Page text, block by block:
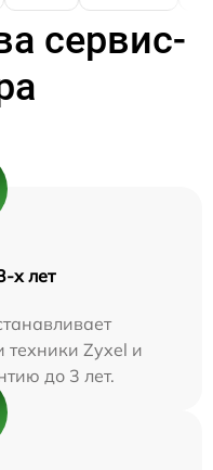
сервис-
х лет
техники Zyxel и
до 3 лет.